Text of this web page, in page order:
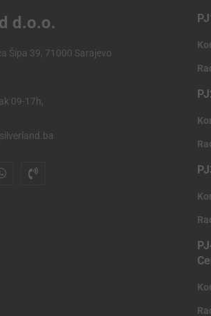
d.o.o.
Šipa 39, 71000 Sarajevo
09-17h,